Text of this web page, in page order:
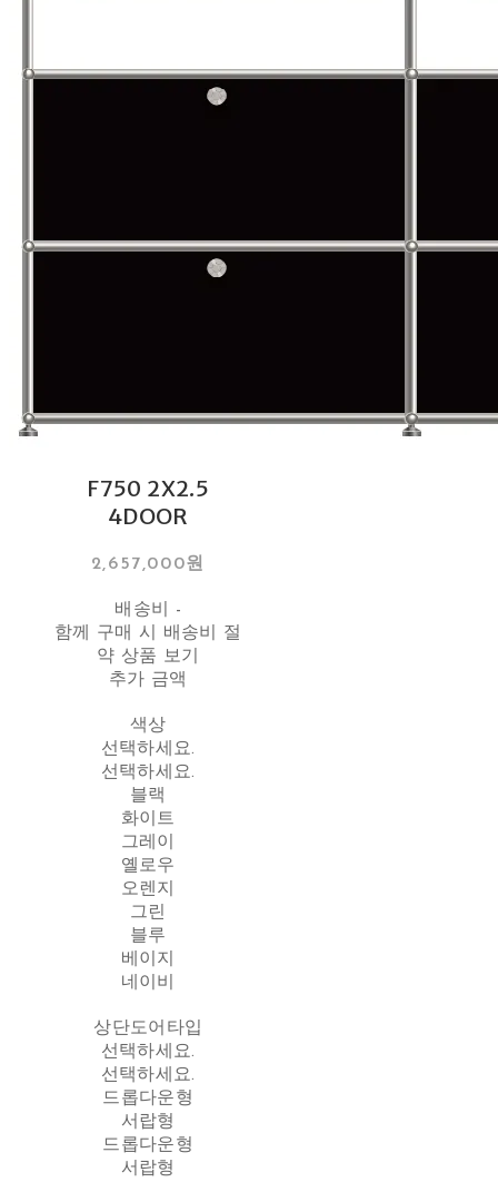
F750 2X2.5
4DOOR
2,657,000원
배송비 -
함께 구매 시 배송비 절
약 상품 보기
추가 금액
색상
선택하세요.
선택하세요.
블랙
화이트
그레이
옐로우
오렌지
그린
블루
베이지
네이비
상단도어타입
선택하세요.
선택하세요.
드롭다운형
서랍형
드롭다운형
서랍형